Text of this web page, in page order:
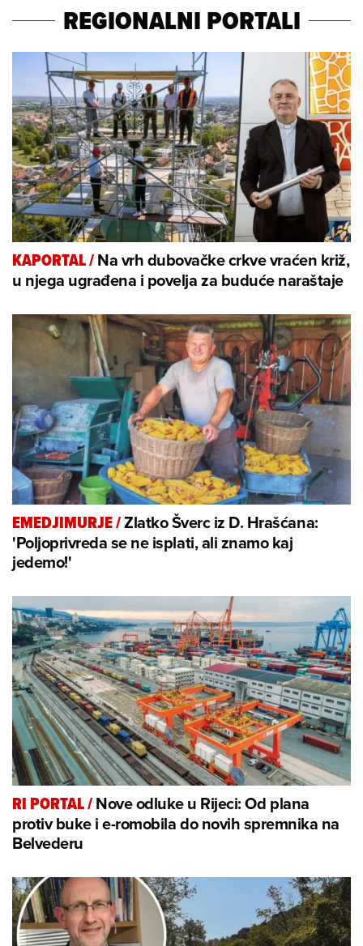
REGIONALNI PORTALI
KAPORTAL/Na vrh dubovačke crkve vraćen križ,
u njega ugrađena i povelja za buduće naraštaje
EMEDJIMURJE/Zlatko Šverc iz D. Hrašćana:
'Poljoprivreda se ne isplati, ali znamo kaj
jedemo!'
RI PORTAL/Nove odluke u Rijeci: Od plana
protiv buke i e-romobila do novih spremnika na
Belvederu